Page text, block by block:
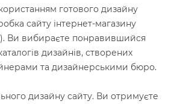
готового дизайну
сайту інтернет-магазину
Ви вибираєте понравившийся
дизайнів, створених
та дизайнерськими бюро.
дизайну сайту. Ви отримуєте